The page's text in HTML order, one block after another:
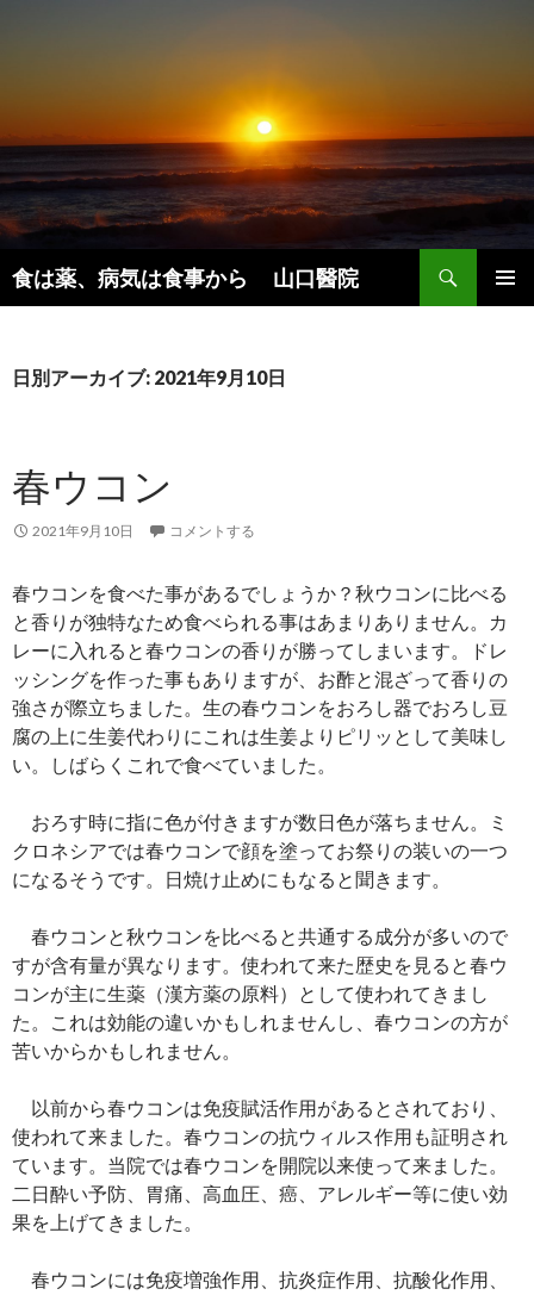
食は薬、病気は食事から 山口醫院
検
索
ン
キ
ッ
プ
日別アーカイブ: 2021年9月10日
春ウコン
2021年9月10日 コメントする
春ウコンを食べた事があるでしょうか？秋ウコンに比べる
と香りが独特なため食べられる事はあまりありません。カ
レーに入れると春ウコンの香りが勝ってしまいます。ドレ
ッシングを作った事もありますが、お酢と混ざって香りの
強さが際立ちました。生の春ウコンをおろし器でおろし豆
腐の上に生姜代わりにこれは生姜よりピリッとして美味し
い。しばらくこれで食べていました。
おろす時に指に色が付きますが数日色が落ちません。ミ
クロネシアでは春ウコンで顔を塗ってお祭りの装いの一つ
になるそうです。日焼け止めにもなると聞きます。
春ウコンと秋ウコンを比べると共通する成分が多いので
すが含有量が異なります。使われて来た歴史を見ると春ウ
コンが主に生薬（漢方薬の原料）として使われてきまし
た。これは効能の違いかもしれませんし、春ウコンの方が
苦いからかもしれません。
以前から春ウコンは免疫賦活作用があるとされており、
使われて来ました。春ウコンの抗ウィルス作用も証明され
ています。当院では春ウコンを開院以来使って来ました。
二日酔い予防、胃痛、高血圧、癌、アレルギー等に使い効
果を上げてきました。
春ウコンには免疫増強作用、抗炎症作用、抗酸化作用、